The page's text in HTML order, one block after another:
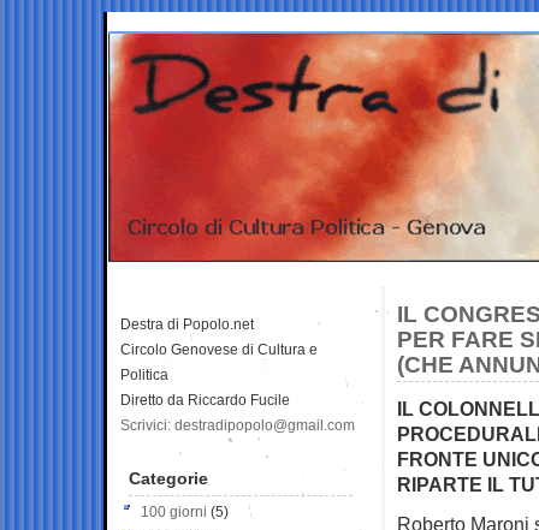
IL
PER FARE
(CHE
IL
FRONTE
RIPARTE IL
Roberto Maroni
Destra di Popolo.net
Circolo Genovese di Cultura e
Politica
Diretto da Riccardo Fucile
Scrivici: destradipopolo@gmail.com
Categorie
100 giorni (5)